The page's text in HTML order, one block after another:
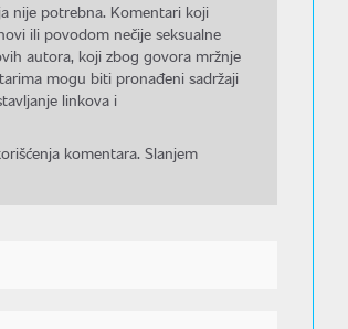
nije potrebna. Komentari koji
ili povodom nečije seksualne
autora, koji zbog govora mržnje
mogu biti pronađeni sadržaji
linkova i
komentara. Slanjem